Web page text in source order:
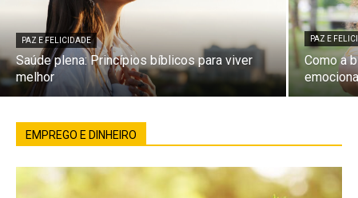
PAZ E FELICIDADE
Saúde plena: Princípios bíblicos para viver
melhor
PAZ E
Como a
EMPREGO E DINHEIRO